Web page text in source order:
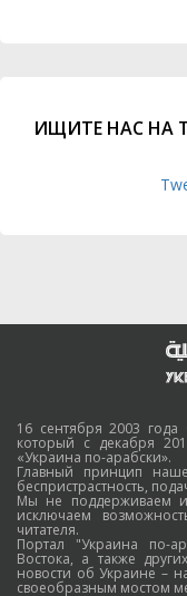
ИЩИТЕ НАС НА
16 сентября 2003 года
который с декабря
«Украина по-арабски».
Главный принцип
беспристрастность,
Мы не поддерживаем
исключаем
читателя.
Портал "Украина по-
Востока, а также
новости об Украине –
своеобразным мостом